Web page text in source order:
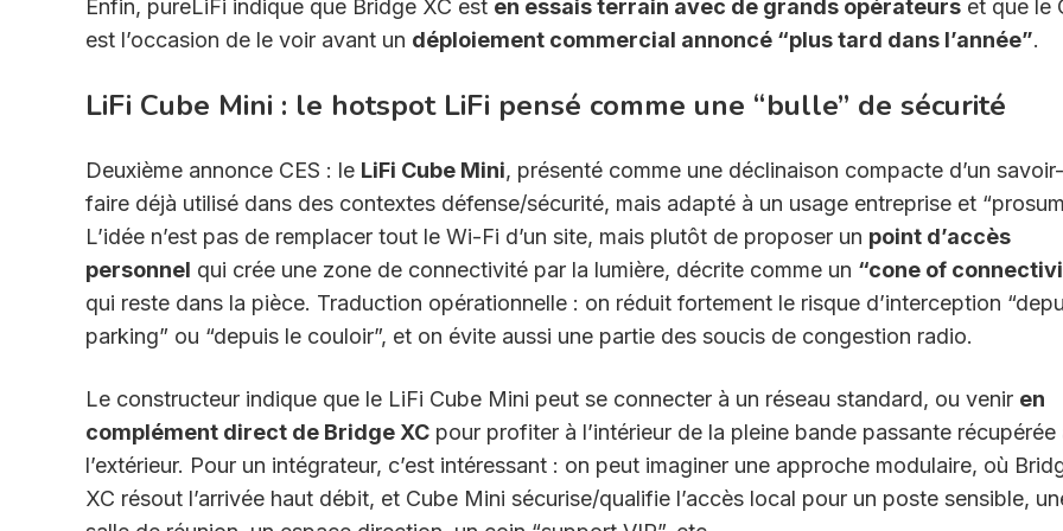
Enfin, pureLiFi indique que Bridge XC est en essais terrain avec de grands opérateurs et que le
est l’occasion de le voir avant un déploiement commercial annoncé “plus tard dans l’année”.
LiFi Cube Mini : le hotspot LiFi pensé comme une “bulle” de sécurité
Deuxième annonce CES : le LiFi Cube Mini, présenté comme une déclinaison compacte d’un savoir-
faire déjà utilisé dans des contextes défense/sécurité, mais adapté à un usage entreprise et
L’idée n’est pas de remplacer tout le Wi-Fi d’un site, mais plutôt de proposer un point d’accès
personnel qui crée une zone de connectivité par la lumière, décrite comme un “cone of
qui reste dans la pièce. Traduction opérationnelle : on réduit fortement le risque d’interception
parking” ou “depuis le couloir”, et on évite aussi une partie des soucis de congestion radio.
Le constructeur indique que le LiFi Cube Mini peut se connecter à un réseau standard, ou venir en
complément direct de Bridge XC pour profiter à l’intérieur de la pleine bande passante récupérée
l’extérieur. Pour un intégrateur, c’est intéressant : on peut imaginer une approche modulaire, où
XC résout l’arrivée haut débit, et Cube Mini sécurise/qualifie l’accès local pour un poste sensible,